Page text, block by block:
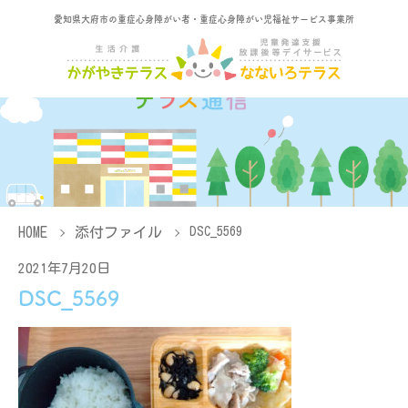
愛知県大府市の重症心身障がい者・重症心身障がい児福祉サービス事業所
HOME 添付ファイル DSC_5569
2021年7月20日
DSC_5569